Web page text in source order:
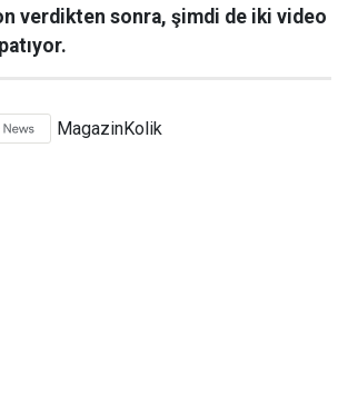
verdikten sonra, şimdi de iki video
MagazinKolik